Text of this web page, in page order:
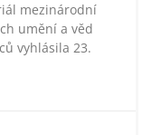
mezinárodní
umění a věd
vyhlásila 23.